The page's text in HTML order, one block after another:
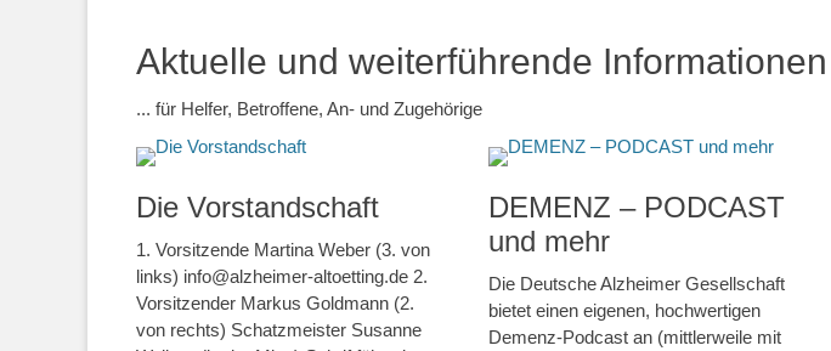
Aktuelle und weiterführende Informationen
... für Helfer, Betroffene, An- und Zugehörige
Die Vorstandschaft
1. Vorsitzende Martina Weber (3. von
links) info@alzheimer-altoetting.de 2.
Vorsitzender Markus Goldmann (2.
von rechts) Schatzmeister Susanne
DEMENZ – PODCAST
und mehr
Die Deutsche Alzheimer Gesellschaft
bietet einen eigenen, hochwertigen
Demenz-Podcast an (mittlerweile mit